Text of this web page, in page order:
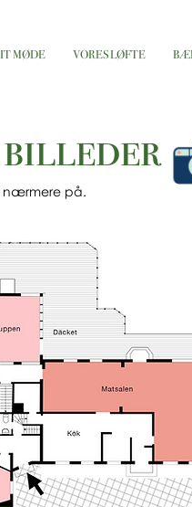
MØDE VORES LØFTE
nærmere på.
billeder